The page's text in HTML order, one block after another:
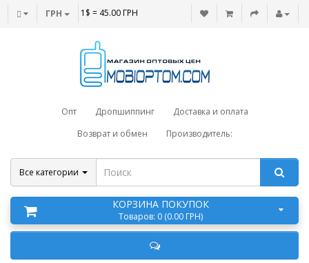
ГРН 1$ = 45.00 ГРН
Опт Дропшиппинг
Доставка и оплата
Возврат и обмен
Производитель:
Все категории
КОРЗИНА ПОКУПОК
Товаров: 0 (0.00 ГРН)